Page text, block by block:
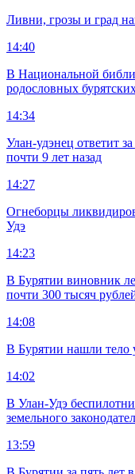
Ливни, грозы и град
14:40
В Национальной
родословных
14:34
Улан-удэнец ответит
почти 9 лет назад
14:27
Огнеборцы
Удэ
14:23
В Бурятии виновник
почти 300 тысяч
14:08
В Бурятии нашли тело
14:02
В Улан-Удэ
земельного
13:59